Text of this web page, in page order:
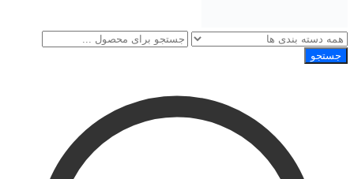
جستجو